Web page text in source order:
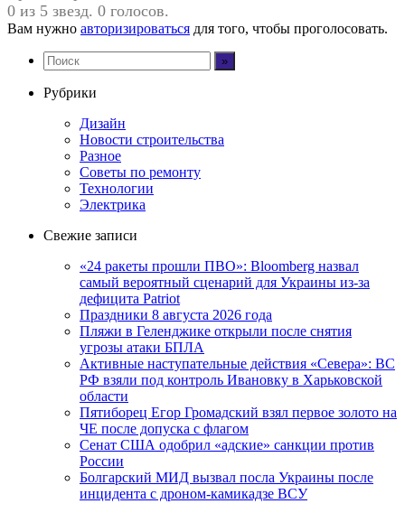
0 из 5 звезд. 0 голосов.
Вам нужно авторизироваться для того, чтобы проголосовать.
Рубрики
Дизайн
Новости строительства
Разное
Советы по ремонту
Технологии
Электрика
Свежие записи
«24 ракеты прошли ПВО»: Bloomberg назвал
самый вероятный сценарий для Украины из-за
дефицита Patriot
Праздники 8 августа 2026 года
Пляжи в Геленджике открыли после снятия
угрозы атаки БПЛА
Активные наступательные действия «Севера»: ВС
РФ взяли под контроль Ивановку в Харьковской
области
Пятиборец Егор Громадский взял первое золото на
ЧЕ после допуска с флагом
Сенат США одобрил «адские» санкции против
России
Болгарский МИД вызвал посла Украины после
инцидента с дроном-камикадзе ВСУ